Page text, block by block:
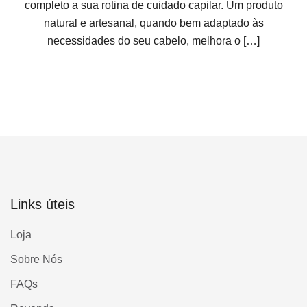
completo a sua rotina de cuidado capilar. Um produto
natural e artesanal, quando bem adaptado às
necessidades do seu cabelo, melhora o […]
Links úteis
Loja
Sobre Nós
FAQs